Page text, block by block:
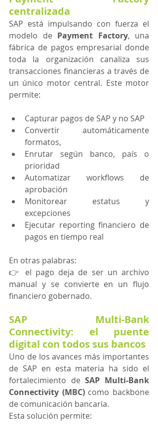
centralizada
SAP está impulsando con fuerza el
modelo de Payment Factory, una
fábrica de pagos empresarial donde
toda la organización canaliza sus
transacciones financieras a través de
un único motor central. Este motor
permite:
Capturar pagos de SAP y no SAP
Convertir automáticamente
formatos,
Enrutar según banco, país o
prioridad
Automatizar workflows de
aprobación
Monitorear estatus y
excepciones
Ejecutar reporting financiero de
pagos en tiempo real
En otras palabras:
👉 el pago deja de ser un archivo
manual y se convierte en un flujo
financiero gobernado.
SAP Multi-Bank
Connectivity: el puente
digital con todos sus bancos
Uno de los avances más importantes
de SAP en esta materia ha sido el
fortalecimiento de SAP Multi-Bank
Connectivity (MBC) como backbone
de comunicación bancaria.
Esta solución permite: